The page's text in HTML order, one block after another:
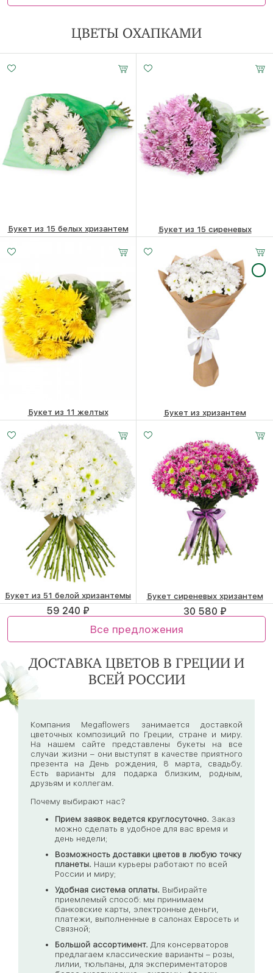
ЦВЕТЫ ОХАПКАМИ
Букет из 15 белых хризантем
Букет из 15 сиреневых
хризантем
27 160 ₽
Букет из 11 желтых
хризантем
20 850 ₽
Букет из хризантем
Букет из 51 белой хризантемы
59 240 ₽
Букет сиреневых хризантем
30 580 ₽
Все предложения
ДОСТАВКА ЦВЕТОВ В ГРЕЦИИ И
ВСЕЙ РОССИИ
Компания Megaflowers занимается доставкой
цветочных композиций по Греции, стране и миру.
На нашем сайте представлены букеты на все
случаи жизни – они выступят в качестве приятного
презента на День рождения, 8 марта, свадьбу.
Есть варианты для подарка близким, родным,
друзьям и коллегам.
Почему выбирают нас?
Прием заявок ведется круглосуточно. Заказ
можно сделать в удобное для вас время и
день недели;
Возможность доставки цветов в любую точку
планеты. Наши курьеры работают по всей
России и миру;
Удобная система оплаты. Выбирайте
приемлемый способ: мы принимаем
банковские карты, электронные деньги,
платежи, выполненные в салонах Евросеть и
Связной;
Большой ассортимент. Для консерваторов
предлагаем классические варианты – розы,
лилии, тюльпаны, для экспериментаторов